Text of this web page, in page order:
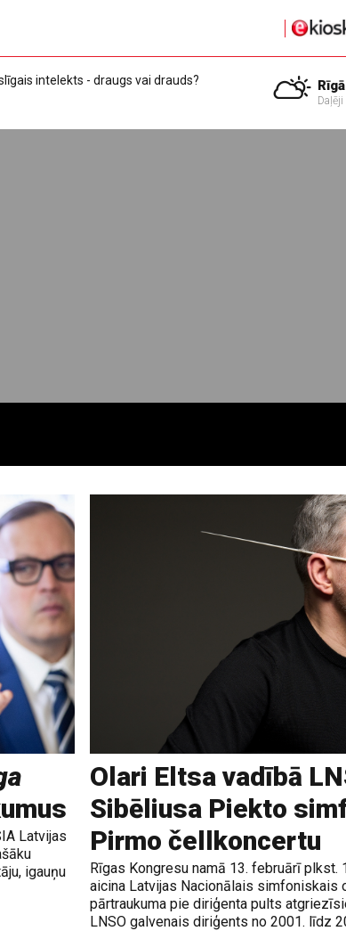
intelekts - draugs vai drauds?
Latvijas
igauņu
Olari Eltsa vadībā
Sibēliusa Piekto
Pirmo čellkoncertu
Rīgas Kongresu namā 13. februārī plkst.
aicina Latvijas Nacionālais simfoniskais
pārtraukuma pie diriģenta pults
LNSO galvenais diriģents no 2001. līdz